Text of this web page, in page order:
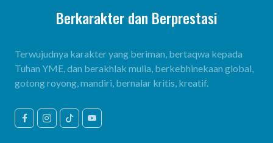
Berkarakter dan Berprestasi
Terwujudnya karakter yang beriman, bertaqwa kepada
Tuhan YME, dan berakhlak mulia, berkebhinekaan global,
gotong royong, mandiri, bernalar kritis, kreatif.